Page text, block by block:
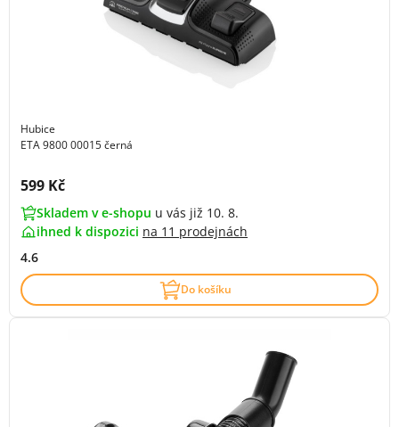
Hubice
ETA 9800 00015 černá
Cena s DPH:
599 Kč
Skladem v e-shopu u vás již 10. 8.
ihned k dispozici na 11 prodejnách
4.6
Do košíku